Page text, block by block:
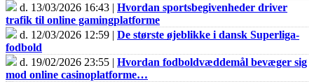
d. 13/03/2026 16:43 | Hvordan sportsbegivenheder driver
trafik til online gamingplatforme
d. 12/03/2026 12:59 | De største øjeblikke i dansk Superliga-
fodbold
d. 19/02/2026 23:55 | Hvordan fodboldvæddemål bevæger sig
mod online casinoplatforme…